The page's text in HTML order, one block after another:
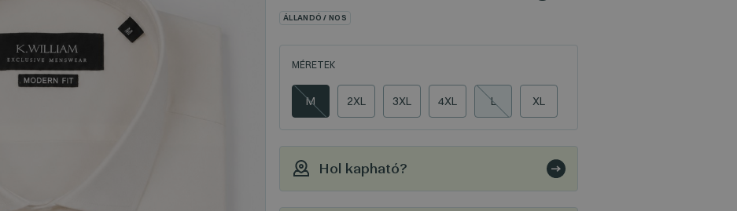
ÁLLANDÓ / NOS
MÉRETEK
M 2XL 3XL 4XL L XL
Hol kapható?